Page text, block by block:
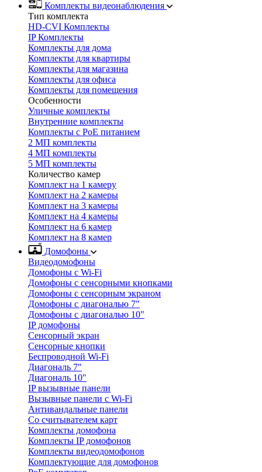
Комплекты видеонаблюдения
Тип комплекта
HD-CVI Комплекты
IP Комплекты
Комплекты для дома
Комплекты для квартиры
Комплекты для магазина
Комплекты для офиса
Комплекты для помещения
Особенности
Уличные комплекты
Внутренние комплекты
Комплекты с PoE питанием
2 МП комплекты
4 МП комплекты
5 МП комплекты
Количество камер
Комплект на 1 камеру
Комплект на 2 камеры
Комплект на 3 камеры
Комплект на 4 камеры
Комплект на 6 камер
Комплект на 8 камер
Домофоны
Видеодомофоны
Домофоны с Wi-Fi
Домофоны с сенсорными кнопками
Домофоны с сенсорным экраном
Домофоны с диагональю 7"
Домофоны с диагональю 10"
IP домофоны
Сенсорный экран
Сенсорные кнопки
Беспроводной Wi-Fi
Диагональ 7"
Диагональ 10"
IP вызывные панели
Вызывные панели с Wi-Fi
Антивандальные панели
Со считывателем карт
Комплекты домофона
Комплекты IP домофонов
Комплекты видеодомофонов
Комплектующие для домофонов